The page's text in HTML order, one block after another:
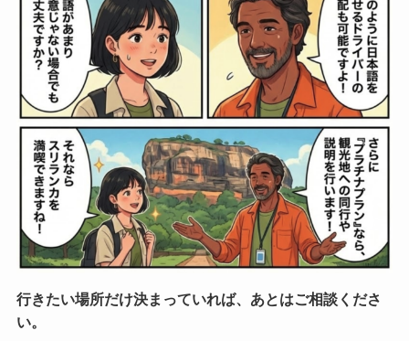
行きたい場所だけ決まっていれば、あとはご相談くださ
い。